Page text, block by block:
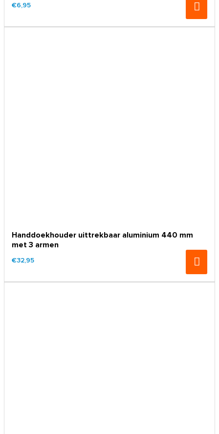
€6,95
Handdoekhouder uittrekbaar aluminium 440 mm
met 3 armen
€32,95